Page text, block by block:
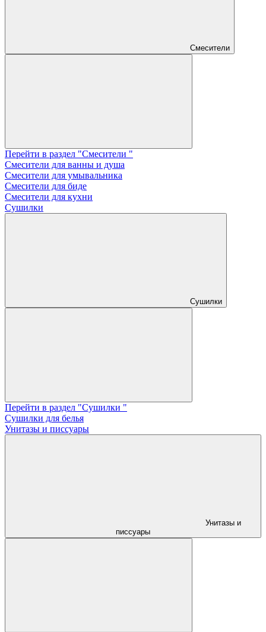
Смесители
Перейти в раздел "Смесители "
Смесители для ванны и душа
Смесители для умывальника
Смесители для биде
Смесители для кухни
Сушилки
Сушилки
Перейти в раздел "Сушилки "
Сушилки для белья
Унитазы и писсуары
Унитазы и
писсуары